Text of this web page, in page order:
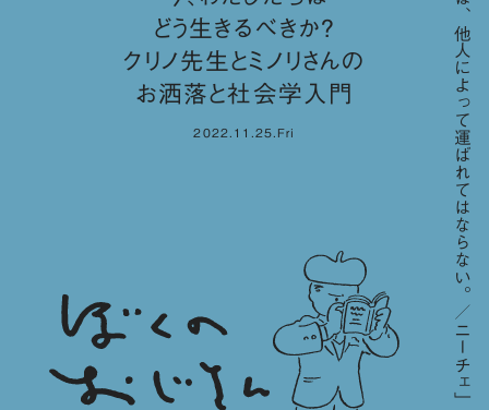
「高いところへは、他人によって運ばれてはならない。／ニーチェ」
どう生きるべきか？
クリノ先生とミノリさんの
お洒落と社会学入門
2022.11.25.Fri